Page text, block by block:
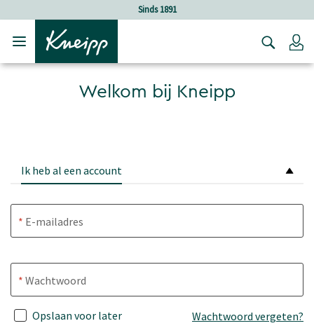
Verder gaan naar hoofdinhoud.Sinds 1891
Welkom bij Kneipp
Ik heb al een account
E-mailadres
Wachtwoord
Opslaan voor later Wachtwoord vergeten?